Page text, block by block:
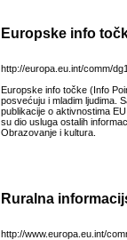
Europske info
http://europa.eu.int/comm/
Europske info točke (Info
posvećuju i mladim ljudima.
publikacije o aktivnostima
su dio usluga ostalih
Obrazovanje i kultura.
Ruralna
http://www.europa.eu.int/